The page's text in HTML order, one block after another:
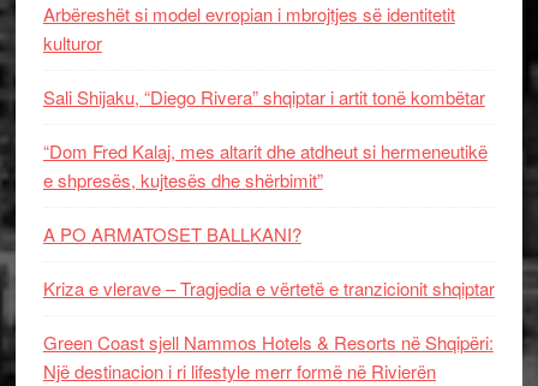
Arbëreshët si model evropian i mbrojtjes së identitetit
kulturor
Sali Shijaku, “Diego Rivera” shqiptar i artit tonë kombëtar
“Dom Fred Kalaj, mes altarit dhe atdheut si hermeneutikë
e shpresës, kujtesës dhe shërbimit”
A PO ARMATOSET BALLKANI?
Kriza e vlerave – Tragjedia e vërtetë e tranzicionit shqiptar
Green Coast sjell Nammos Hotels & Resorts në Shqipëri:
Një destinacion i ri lifestyle merr formë në Rivierën